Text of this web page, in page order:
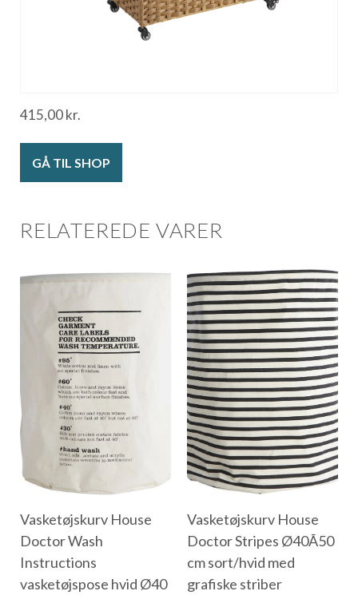
415,00kr.
GÅ TIL SHOP
RELATEREDE VARER
Vasketøjskurv House
Doctor Wash
Instructions
vasketøjspose hvid Ø40
Vasketøjskurv House
Doctor Stripes Ø40Ã50
cm sort/hvid med
grafiske striber